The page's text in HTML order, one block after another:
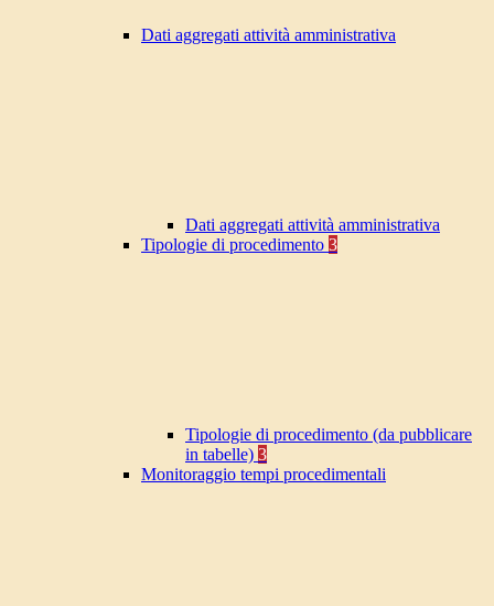
Dati aggregati attività amministrativa
Dati aggregati attività amministrativa
Tipologie di procedimento 3
Tipologie di procedimento (da pubblicare
in tabelle) 3
Monitoraggio tempi procedimentali